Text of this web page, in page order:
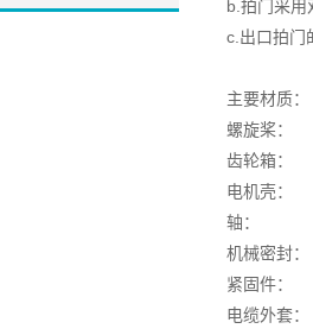
b.拍门采用
c.出口拍门
主要材质：
螺旋桨
齿轮
电机壳
轴： 不
机械密
紧固件
电缆外